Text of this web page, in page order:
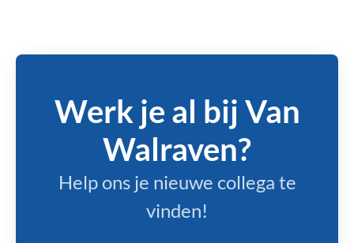
Werk je al bij Van
Walraven?
Help ons je nieuwe collega te
vinden!